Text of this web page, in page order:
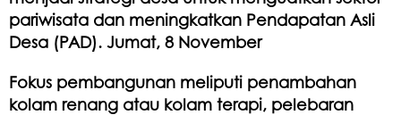
pariwisata dan meningkatkan Pendapatan Asli
Desa (PAD). Jumat, 8 November
Fokus pembangunan meliputi penambahan
kolam renang atau kolam terapi, pelebaran